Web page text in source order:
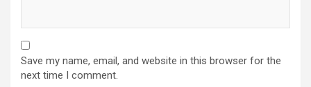
Save my name, email, and website in this browser for the
next time I comment.